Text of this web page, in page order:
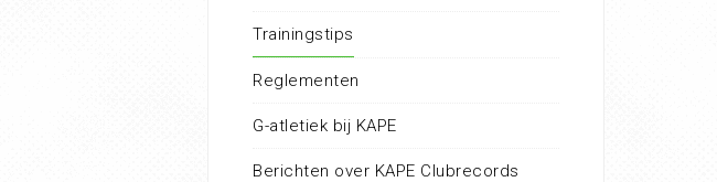
Trainingstips
Reglementen
G-atletiek bij KAPE
Berichten over KAPE Clubrecords